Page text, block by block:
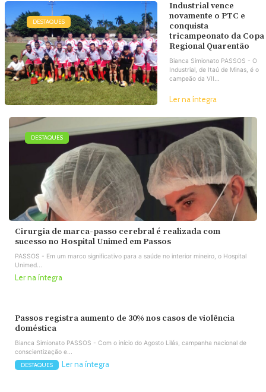
DESTAQUES
Industrial vence
novamente o PTC e
conquista
tricampeonato da Copa
Regional Quarentão
Bianca Simionato PASSOS - O
Industrial, de Itaú de Minas, é o
campeão da VII...
Ler na íntegra
DESTAQUES
Cirurgia de marca-passo cerebral é realizada com
sucesso no Hospital Unimed em Passos
PASSOS - Em um marco significativo para a saúde no interior mineiro, o Hospital
Unimed...
Ler na íntegra
Passos registra aumento de 30% nos casos de violência
doméstica
Bianca Simionato PASSOS - Com o início do Agosto Lilás, campanha nacional de
conscientização e...
DESTAQUES Ler na íntegra